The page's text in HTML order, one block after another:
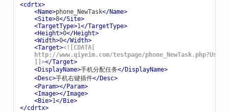
<cdrtx>
<Name>phone_NewTask</Name>
<Site>8</Site>
<TargetType>1</TargetType>
<Height>0</Height>
<Width>0</Width>
<Target><![CDATA[
http://www.qiyeim.com/testpage/
    ]]>
</Target>
<DisplayName>手机分配任务</DisplayName>
<Desc>手机右键插件</Desc>
<Param></Param>
<Image></Image>
<Bie>1</Bie>
</cdrtx>